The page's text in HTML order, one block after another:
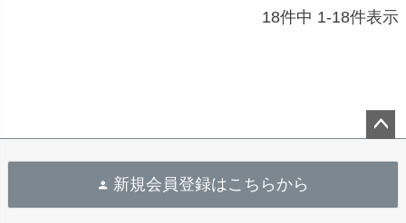
18件中 1-18件表示
新規会員登録はこちらから